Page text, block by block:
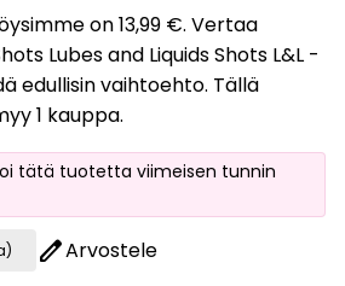
on 13,99 €. Vertaa
Lubes and Liquids Shots L&L -
edullisin vaihtoehto. Tällä
1 kauppa.
tätä tuotetta viimeisen tunnin
editArvostele